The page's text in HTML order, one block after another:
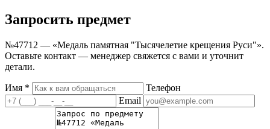
Запросить предмет
№47712 — «Медаль памятная "Тысячелетие крещения Руси"».
Оставьте контакт — менеджер свяжется с вами и уточнит
детали.
Имя *
Телефон
Email